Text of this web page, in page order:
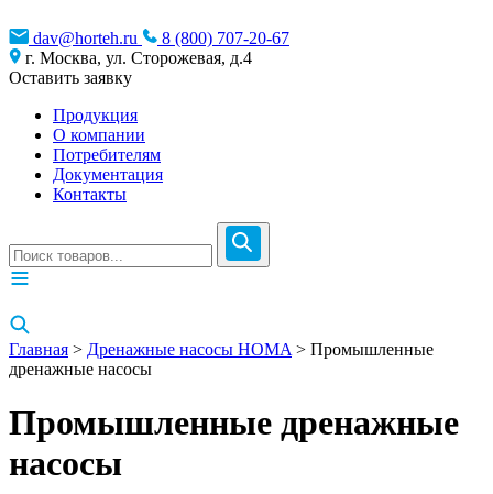
dav@horteh.ru
8 (800) 707-20-67
г. Москва, ул. Сторожевая, д.4
Оставить заявку
Продукция
О компании
Потребителям
Документация
Контакты
Главная > Дренажные насосы HOMA > Промышленные
дренажные насосы
Промышленные дренажные
насосы